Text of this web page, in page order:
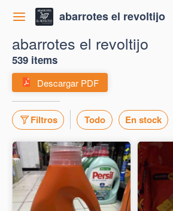
abarrotes el revoltijo
abarrotes el revoltijo
539 items
Descargar PDF
Filtros Todo En stock